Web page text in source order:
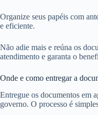
Organize seus papéis com
e eficiente.
Não adie mais e reúna os
atendimento e garanta o
Onde e como entregar a
Entregue os documentos em
governo. O processo é